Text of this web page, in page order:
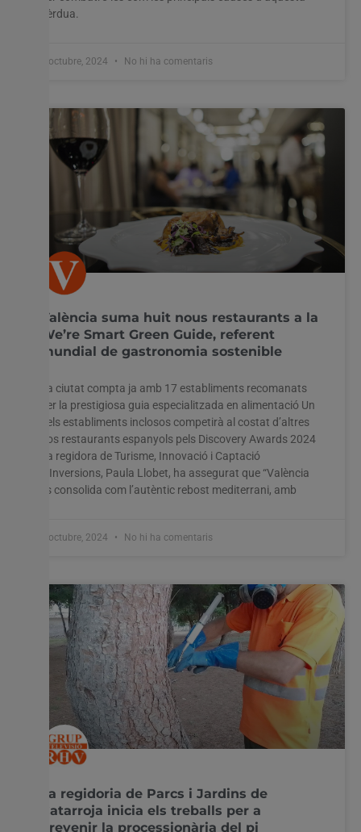
pèrdua.
7 octubre, 2024 No hi ha comentaris
València suma huit nous restaurants a la
We’re Smart Green Guide, referent
mundial de gastronomia sostenible
La ciutat compta ja amb 17 establiments recomanats
per la prestigiosa guia especialitzada en alimentació Un
dels establiments inclosos competirà al costat d’altres
dos restaurants espanyols pels Discovery Awards 2024
La regidora de Turisme, Innovació i Captació
d’Inversions, Paula Llobet, ha assegurat que “València
es consolida com l’autèntic rebost mediterrani, amb
7 octubre, 2024 No hi ha comentaris
La regidoria de Parcs i Jardins de
Catarroja inicia els treballs per a
prevenir la processionària del pi